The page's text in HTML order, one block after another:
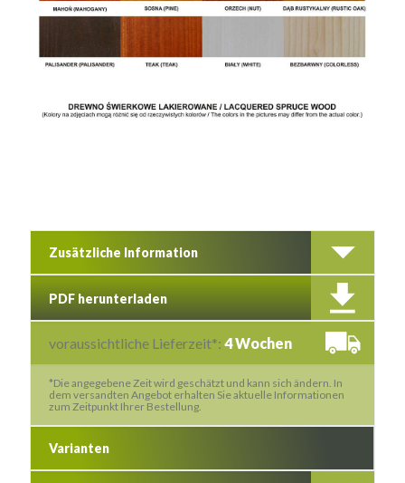
Zusätzliche Information
PDF herunterladen
voraussichtliche Lieferzeit*: 4 Wochen
*Die angegebene Zeit wird geschätzt und kann sich ändern. In
dem versandten Angebot erhalten Sie aktuelle Informationen
zum Zeitpunkt Ihrer Bestellung.
Varianten